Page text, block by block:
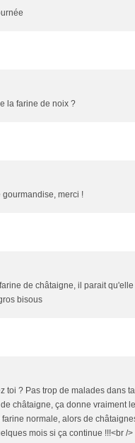
la farine de noix ?
merci !
de châtaigne, il parait
bisous
toi ? Pas trop de malades dans
châtaigne, ça donne vraiment
normale, alors de
mois si ça continue !!!<br />